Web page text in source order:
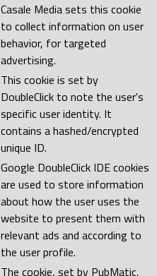
Casale Media sets this cookie
to collect information on user
behavior, for targeted
advertising.
This cookie is set by
DoubleClick to note the user's
specific user identity. It
contains a hashed/encrypted
unique ID.
Google DoubleClick IDE cookies
are used to store information
about how the user uses the
website to present them with
relevant ads and according to
the user profile.
The cookie, set by PubMatic,